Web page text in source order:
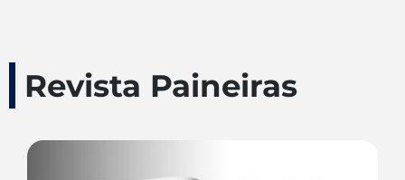
Revista Paineiras